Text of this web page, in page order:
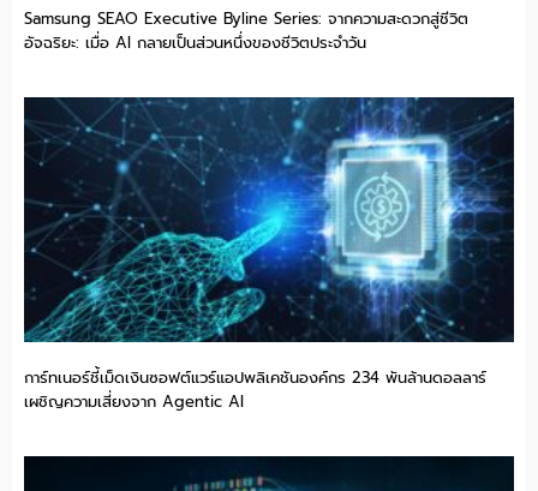
Samsung SEAO Executive Byline Series: จากความสะดวกสู่ชีวิต
อัจฉริยะ: เมื่อ AI กลายเป็นส่วนหนึ่งของชีวิตประจำวัน
การ์ทเนอร์ชี้เม็ดเงินซอฟต์แวร์แอปพลิเคชันองค์กร 234 พันล้านดอลลาร์
เผชิญความเสี่ยงจาก Agentic AI